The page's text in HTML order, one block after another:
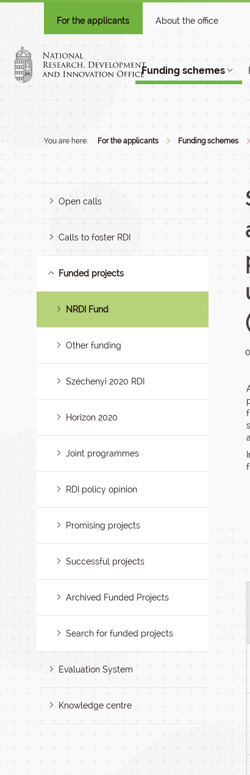
For the applicants About the office
Funding schemes
You are here: For the applicants Funding schemes
Open calls
Calls to foster RDI
Funded projects
NRDI Fund
Other funding
Széchenyi 2020 RDI
Horizon 2020
Joint programmes
RDI policy opinion
Promising projects
Successful projects
Archived Funded Projects
Search for funded projects
Evaluation System
Knowledge centre